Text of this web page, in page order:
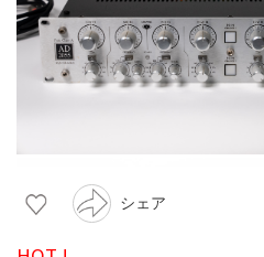
シェア